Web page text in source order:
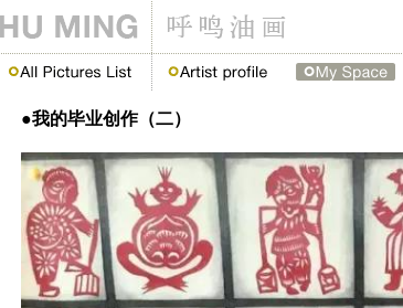
●我的毕业创作（二）